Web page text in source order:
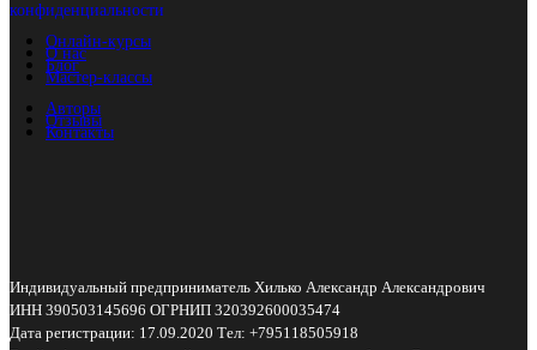
конфиденциальности
Онлайн-курсы
О нас
Блог
Мастер-классы
Авторы
Отзывы
Контакты
Индивидуальный предприниматель Хилько Александр Александрович
ИНН 390503145696 ОГРНИП 320392600035474
Дата регистрации: 17.09.2020 Тел: +795118505918